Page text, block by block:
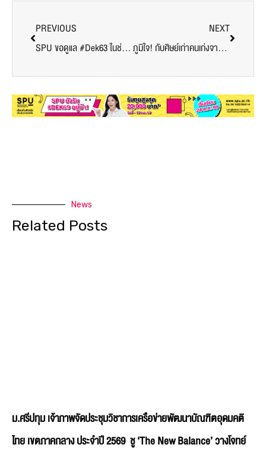
PREVIOUS
SPU ขอดูแล #Dek63 ในช่วงวิกฤต!
NEXT
ภูมิใจ! กับศิษย์เก่าคนเก่งจากคณะนิติศาสตร์ SPU สอบได้ผู้ช่วยผู้พิพากษา
News
Related Posts
ม.ศรีปทุม เจ้าภาพจัดประชุมวิชาการเครือข่ายพัฒนาบัณฑิตอุดมคติ
ไทย เขตภาคกลาง ประจำปี 2569 ชู ‘The New Balance’ วางโจทย์